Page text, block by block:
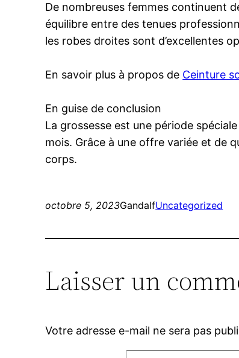
De nombreuses femmes continuent
équilibre entre des tenues
les robes droites sont d’excellentes
En savoir plus à propos de Ceinture
En guise de conclusion
La grossesse est une période
mois. Grâce à une offre variée et de
corps.
octobre 5, 2023GandalfUncategorized
Laisser un
Votre adresse e-mail ne sera pas